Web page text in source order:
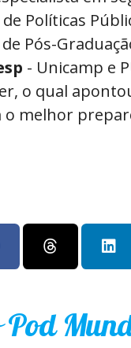
Políticas
Pós-
- Unicamp e
o qual
o melhor